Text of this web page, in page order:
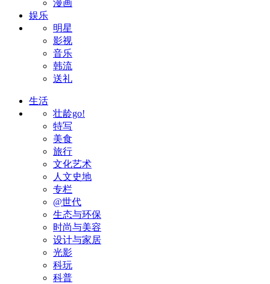
漫画
娱乐
明星
影视
音乐
韩流
送礼
生活
壮龄go!
特写
美食
旅行
文化艺术
人文史地
专栏
@世代
生态与环保
时尚与美容
设计与家居
光影
科玩
科普